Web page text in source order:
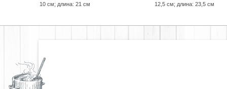
10 см; длина: 21 см
12,5 см; длина: 23,5 см